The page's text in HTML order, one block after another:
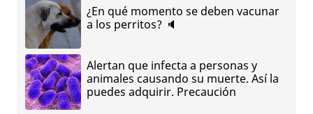
¿En qué momento se deben vacunar
a los perritos? 🔈
Alertan que infecta a personas y
animales causando su muerte. Así la
puedes adquirir. Precaución